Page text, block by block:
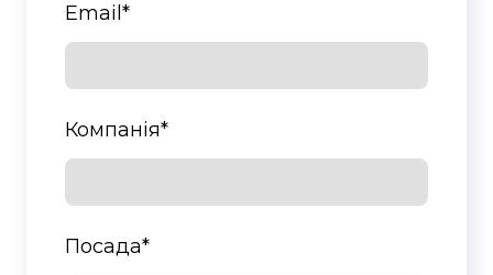
Email *
Компанія*
Посада*